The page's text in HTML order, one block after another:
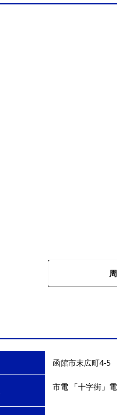
函館市末広町4-5
市電 「十字街」